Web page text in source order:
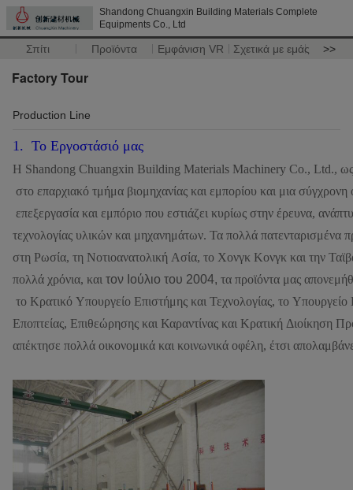
Shandong Chuangxin Building Materials Complete
Equipments Co., Ltd
Σπίτι Προϊόντα Εμφάνιση VR Σχετικά με εμάς >>
Factory Tour
Production Line
1. Το Εργοστάσιό μας
Η Shandong Chuangxin Building Materials Machinery Co., Ltd., ως
στο επαρχιακό τμήμα βιομηχανίας και εμπορίου και μια
επεξεργασία και εμπόριο που εστιάζει κυρίως στην έρευνα,
τεχνολογίας υλικών και μηχανημάτων. Τα πολλά πατενταρισμένα
στη Ρωσία, τη Νοτιοανατολική Ασία, το Χονγκ Κονγκ και την
πολλά χρόνια, και τον Ιούλιο του 2004, τα προϊόντα μας
το Κρατικό Υπουργείο Επιστήμης και Τεχνολογίας, το
Εποπτείας, Επιθεώρησης και Καραντίνας και Κρατική Διοίκηση
απέκτησε πολλά οικονομικά και κοινωνικά οφέλη, έτσι